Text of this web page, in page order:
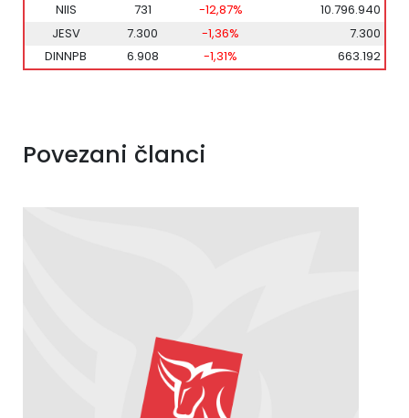
NIIS
731 -12,87%
10.796.940
JESV
7.300 -1,36%
7.300
DINNPB
6.908 -1,31% 663.192
Povezani članci